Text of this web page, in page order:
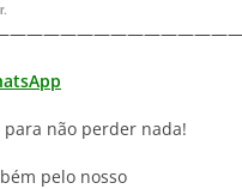
não perder nada!
pelo nosso